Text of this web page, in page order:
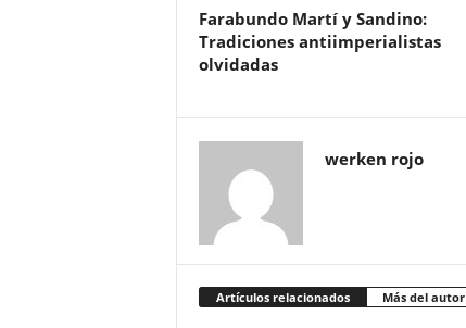
Farabundo Martí y Sandino:
Tradiciones antiimperialistas
olvidadas
werken rojo
Artículos relacionados Más del autor